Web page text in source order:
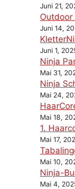
Juni 21,
Outdoor
Juni 14,
Juni 1,
Ninja
Mai 31,
Ninja
Mai 24,
Mai 18,
1.
Mai 17,
Mai 10,
Ninja-
Mai 4,